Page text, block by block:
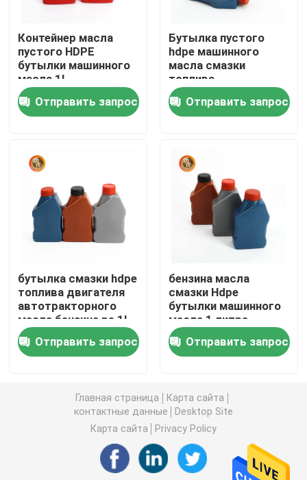
контроль качества
контактные данные
Пластиковая бутылка таблетки
Пластиковая бутылка соуса выжимкы
Пестициды упаковывая бутылки
Копилка конфеты
Пластиковая бутылка таблетирует
Пластиковые бутылки Condiment
Контейнер масла
пустого HDPE
бутылки машинного
масла 1L
автомобильный
Отправить запрос
Бутылка пустого
hdpe машинного
масла смазки
топлива
автотракторного
масла бензинового
двигателя
Отправить запрос
бутылка смазки hdpe
топлива двигателя
автотракторного
масла бензина pe 1l
свободного образца
пустаяОтправить запрос
бензина масла
смазки Hdpe
бутылки машинного
масла 1 литра
бутылка
пластикового
пустого пластиковая
Отправить запрос
Главная страница
Карта сайта
контактные данные
Desktop Site
Карта сайта
Privacy Policy